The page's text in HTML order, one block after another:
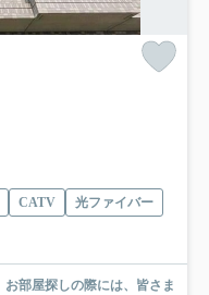
CATV
光ファイバー